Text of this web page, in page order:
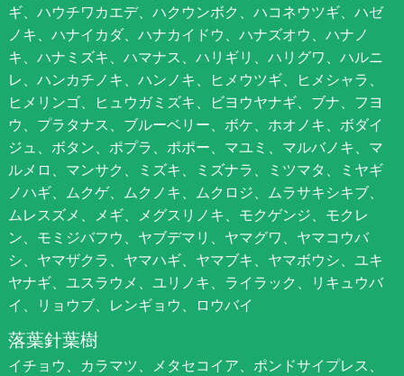
ギ、ハウチワカエデ、ハクウンボク、ハコネウツギ、ハゼ
ノキ、ハナイカダ、ハナカイドウ、ハナズオウ、ハナノ
キ、ハナミズキ、ハマナス、ハリギリ、ハリグワ、ハルニ
レ、ハンカチノキ、ハンノキ、ヒメウツギ、ヒメシャラ、
ヒメリンゴ、ヒュウガミズキ、ビヨウヤナギ、ブナ、フヨ
ウ、プラタナス、ブルーベリー、ボケ、ホオノキ、ボダイ
ジュ、ボタン、ポプラ、ポポー、マユミ、マルバノキ、マ
ルメロ、マンサク、ミズキ、ミズナラ、ミツマタ、ミヤギ
ノハギ、ムクゲ、ムクノキ、ムクロジ、ムラサキシキブ、
ムレスズメ、メギ、メグスリノキ、モクゲンジ、モクレ
ン、モミジバフウ、ヤブデマリ、ヤマグワ、ヤマコウバ
シ、ヤマザクラ、ヤマハギ、ヤマブキ、ヤマボウシ、ユキ
ヤナギ、ユスラウメ、ユリノキ、ライラック、リキュウバ
イ、リョウブ、レンギョウ、ロウバイ
落葉針葉樹
イチョウ、カラマツ、メタセコイア、ポンドサイプレス、